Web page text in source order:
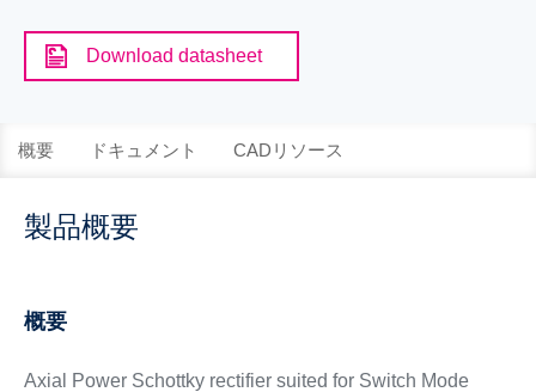
Download datasheet
概要 ドキュメント CADリソース
製品概要
概要
Axial Power Schottky rectifier suited for Switch Mode